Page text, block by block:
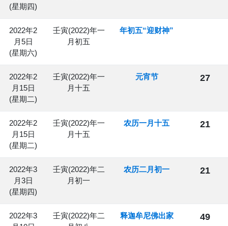
(星期四)
2022年2
月5日
(星期六)
壬寅(2022)年一
月初五
年初五“迎财神”
2022年2
月15日
(星期二)
壬寅(2022)年一
月十五
元宵节 27
2022年2
月15日
(星期二)
壬寅(2022)年一
月十五
农历一月十五 21
2022年3
月3日
(星期四)
壬寅(2022)年二
月初一
农历二月初一 21
2022年3
壬寅(2022)年二
释迦牟尼佛出家 49